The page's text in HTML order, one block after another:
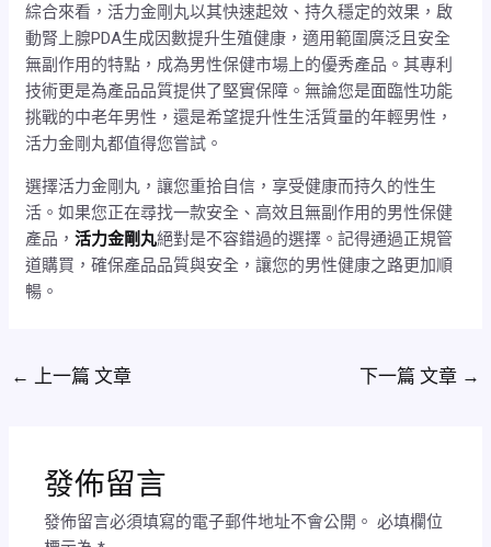
綜合來看，活力金剛丸以其快速起效、持久穩定的效果，啟
動腎上腺PDA生成因數提升生殖健康，適用範圍廣泛且安全
無副作用的特點，成為男性保健市場上的優秀產品。其專利
技術更是為產品品質提供了堅實保障。無論您是面臨性功能
挑戰的中老年男性，還是希望提升性生活質量的年輕男性，
活力金剛丸都值得您嘗試。
選擇活力金剛丸，讓您重拾自信，享受健康而持久的性生
活。如果您正在尋找一款安全、高效且無副作用的男性保健
產品，活力金剛丸絕對是不容錯過的選擇。記得通過正規管
道購買，確保產品品質與安全，讓您的男性健康之路更加順
暢。
← 上一篇 文章 下一篇 文章 →
發佈留言
發佈留言必須填寫的電子郵件地址不會公開。 必填欄位